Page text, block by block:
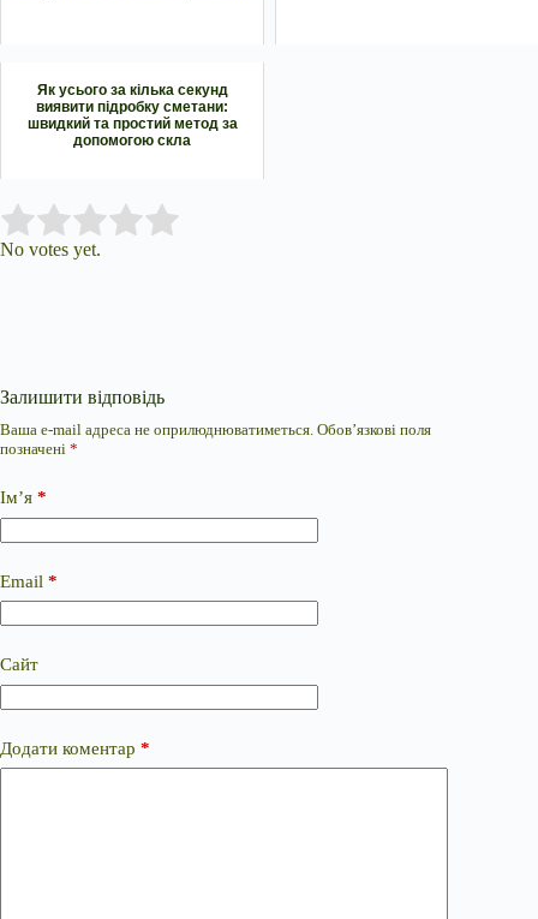
Як усього за кілька секунд
виявити підробку сметани:
швидкий та простий метод за
допомогою скла
Rate this item:
No votes yet.
Залишити відповідь
Ваша e-mail адреса не оприлюднюватиметься. Обов’язкові поля
позначені *
Ім’я *
Email *
Сайт
Додати коментар *